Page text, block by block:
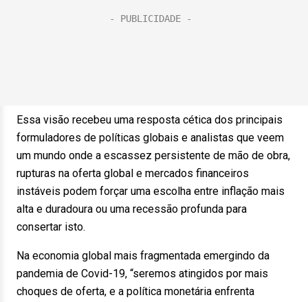
Essa visão recebeu uma resposta cética dos principais
formuladores de políticas globais e analistas que veem
um mundo onde a escassez persistente de mão de obra,
rupturas na oferta global e mercados financeiros
instáveis podem forçar uma escolha entre inflação mais
alta e duradoura ou uma recessão profunda para
consertar isto.
Na economia global mais fragmentada emergindo da
pandemia de Covid-19, “seremos atingidos por mais
choques de oferta, e a política monetária enfrenta